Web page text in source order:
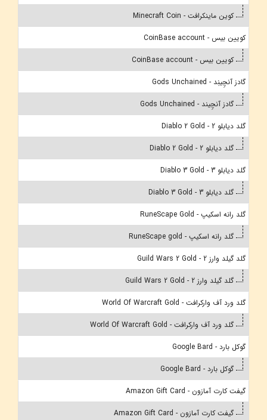
کوین ماینکرافت - Minecraft Coin
کویین بیس - CoinBase account
کویین بیس - CoinBase account
گادز آنچِینِد - Gods Unchained
گادز آنچِیند - Gods Unchained
گلد دیابلو 2 - Diablo 2 Gold
گلد دیابلو 2 - Diablo 2 Gold
گلد دیابلو 3 - Diablo 3 Gold
گلد دیابلو 3 - Diablo 3 Gold
گلد رانه اسکیپ - RuneScape Gold
گلد رانه اسکیپ - RuneScape gold
گلد گیلد وارز 2 - Guild Wars 2 Gold
گلد گیلد وارز 2 - Guild Wars 2 Gold
گلد ورد آف وارکرافت - World Of Warcraft Gold
گلد ورد آف وارکرافت - World Of Warcraft Gold
گوکل بارد - Google Bard
گوکل بارد - Google Bard
گیفت کارت آمازون - Amazon Gift Card
گیفت کارت آمازون - Amazon Gift Card